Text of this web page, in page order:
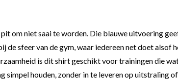
om niet saai te worden. Die blauwe uitvoering
sfeer van de gym, waar iedereen net doet alsof
is dit shirt geschikt voor trainingen die
simpel houden, zonder in te leveren op uitstraling